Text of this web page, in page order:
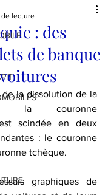
: des
de banque
de lecture
de la dissolution de la
la couronne
scindée en deux
: le couronne
tchèque.
graphiques de